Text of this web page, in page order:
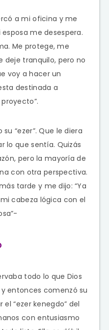
a mi oficina y me
me desespera.
Me protege, me
deje tranquilo, pero no
voy a hacer un
destinada a
“ezer”. Que le diera
lo que sentía. Quizás
pero la mayoría de
con otra perspectiva.
tarde y me dijo: “Ya
cabeza lógica con el
todo lo que Dios
entonces comenzó su
“ezer kenegdo” del
con entusiasmo